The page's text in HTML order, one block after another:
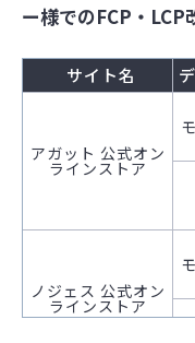
ー様でのFCP・LCP
サイト名
アガット 公式オン
ラインストア
ノジェス 公式オン
ラインストア